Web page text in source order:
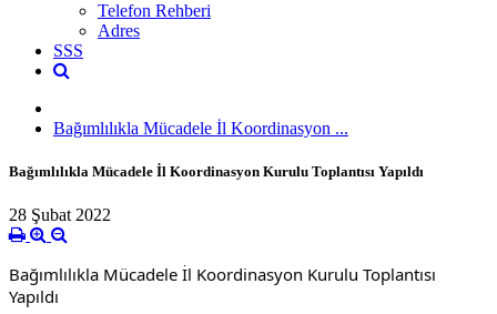
Telefon Rehberi
Adres
SSS
Bağımlılıkla Mücadele İl Koordinasyon ...
Bağımlılıkla Mücadele İl Koordinasyon Kurulu Toplantısı Yapıldı
28 Şubat 2022
Bağımlılıkla Mücadele İl Koordinasyon Kurulu Toplantısı
Yapıldı